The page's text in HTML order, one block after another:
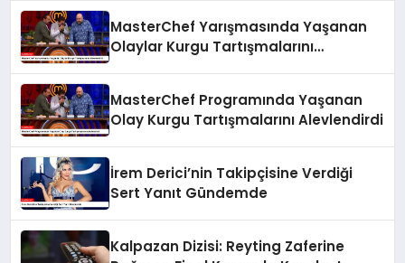
MasterChef Yarışmasında Yaşanan
Olaylar Kurgu Tartışmalarını
MasterChef Programında Yaşanan
Olay Kurgu Tartışmalarını Alevlendirdi
İrem Derici’nin Takipçisine Verdiği
Sert Yanıt Gündemde
Kalpazan Dizisi: Reyting Zaferine